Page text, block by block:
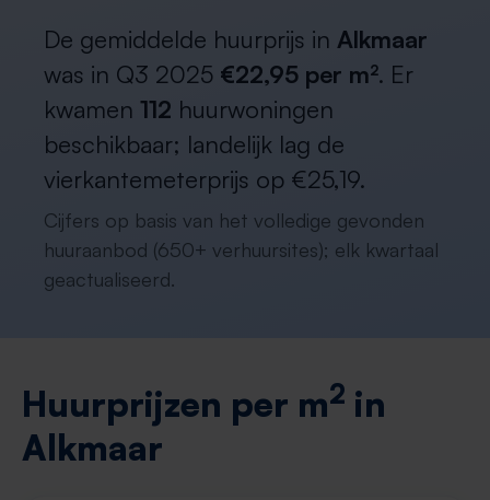
De gemiddelde huurprijs in Alkmaar
was in Q3 2025 €22,95 per m². Er
kwamen 112 huurwoningen
beschikbaar; landelijk lag de
vierkantemeterprijs op €25,19.
Cijfers op basis van het volledige gevonden
huuraanbod (650+ verhuursites); elk kwartaal
geactualiseerd.
Huurprijzen per m2 in
Alkmaar